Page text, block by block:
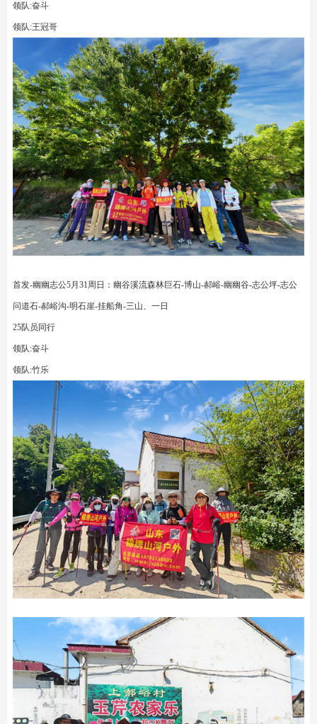
领队:奋斗
领队:王冠哥
首发-幽幽志公5月31周日：幽谷溪流森林巨石-博山-郝峪-幽幽谷-志公坪-志公
问道石-郝峪沟-明石崖-挂船角-三山、一日
25队员同行
领队:奋斗
领队:竹乐